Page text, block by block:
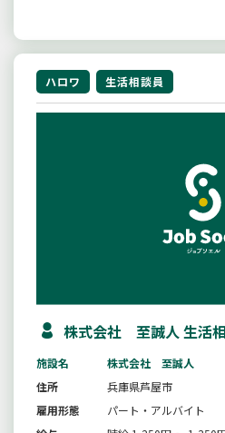
ハロワ 生活相談員
株式会社 至誠人 生活相
施設名
株式会社 至誠人
住所
兵庫県芦屋市
雇用形態
パート・アルバイト